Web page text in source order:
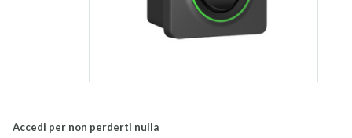
Accedi per non perderti nulla